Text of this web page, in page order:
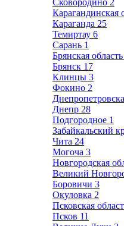
Сковородино 2
Карагандинская
Караганда 25
Темиртау 6
Сарань 1
Брянская область
Брянск 17
Клинцы 3
Фокино 2
Днепр 28
Подгородное 1
Забайкальский
Чита 24
Могоча 3
Новгородская
Великий
Боровичи 3
Окуловка 2
Псковская
Псков 11